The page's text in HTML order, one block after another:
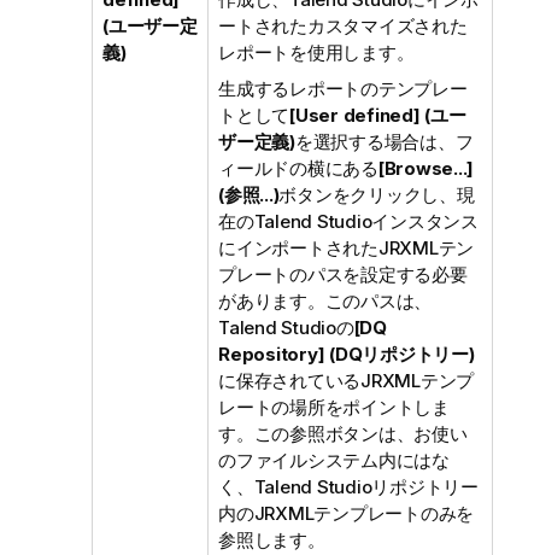
(ユーザー定
義)
ートされたカスタマイズされた
レポートを使用します。
生成するレポートのテンプレー
トとして[User defined] (ユー
ザー定義)を選択する場合は、フ
ィールドの横にある[Browse...]
(参照...)ボタンをクリックし、現
在のTalend Studioインスタンス
にインポートされたJRXMLテン
プレートのパスを設定する必要
があります。このパスは、
Talend Studioの[DQ
Repository] (DQリポジトリー)
に保存されているJRXMLテンプ
レートの場所をポイントしま
す。この参照ボタンは、お使い
のファイルシステム内にはな
く、 Talend Studioリポジトリー
内のJRXMLテンプレートのみを
参照します。